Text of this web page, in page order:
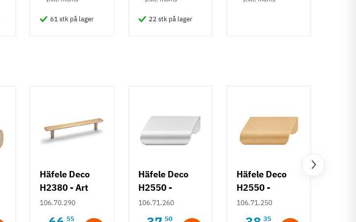
61 stk på lager 22 stk på lager
Häfele Deco
H2380 - Art
Deco bøjlegreb
m/ fladt design
106.70.290
55
Häfele Deco
H2550 -
Sølvfarvet
grebsliste
106.71.260
50
Häfele Deco
H2550 -
Børstet
guldfarvet
106.71.250
35